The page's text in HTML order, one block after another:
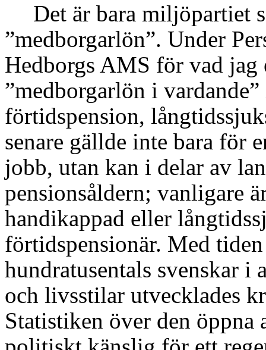
Det är bara miljöpartiet
”medborgarlön”. Under
Hedborgs AMS för vad
”medborgarlön i
förtidspension,
senare gällde inte bara för
jobb, utan kan i delar av
pensionsåldern; vanligare
handikappad eller
förtidspensionär. Med
hundratusentals svenskar i
och livsstilar utvecklades
Statistiken över den öppna